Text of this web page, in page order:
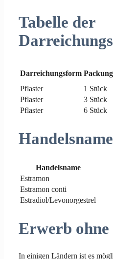
Tabelle der
Darreichungsform
Pflaster
1 Stück
Pflaster
3 Stück
Pflaster
6 Stück
Handelsname
Estramon
Estramon conti
Estradiol/Levonorgestrel
Erwerb ohne
In einigen Ländern ist es